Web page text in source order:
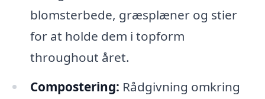
blomsterbede, græsplæner og stier
for at holde dem i topform
throughout året.
Compostering: Rådgivning omkring